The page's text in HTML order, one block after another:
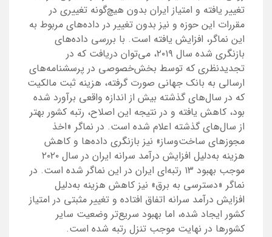
تغییر یافته و امتیاز ایران بدون هیچ‌گونه تغییری در
مقررات این حوزه و نیز بدون تغییر در داده‌های مربوط به
این نماگر، افزایش یافته است. با بررسی داده‌های
بازنگری شده سال ۲۰۱۹، می‌توان دریافت که در
تجدیدنظری که توسط بخش‌خصوصی در پرسشنامه‌های
ارسالی به بانک جهانی صورت گرفته، هزینه ثبت مالکیت
که در سال‌های گذشته بیش از اندازه واقعی برآورد شده
بود، کاهش یافته و در نتیجه این اصلاح، رتبه کشور بهتر
از سال‌های گذشته اعلام شده است. در نماگر «اخذ
مجوزهای ساخت‌وساز» نیز بازنگری داده‌ها و کاهش
هزینه به‌دلیل افزایش درآمد سرانه ایران در سال ۲۰۲۰
موجب بهبود ۱۳ رتبه‌ای ایران در این نماگر شده است. در
نماگر «دسترسی به برق» نیز کاهش هزینه به‌دلیل
افزایش درآمد سرانه اتفاق افتاده و تغییر مثبتی در امتیاز
کشور ایجاد شده، اما بهبود سریع‌تر وضعیت سایر
کشورها در نهایت موجب تنزل رتبه شده است.